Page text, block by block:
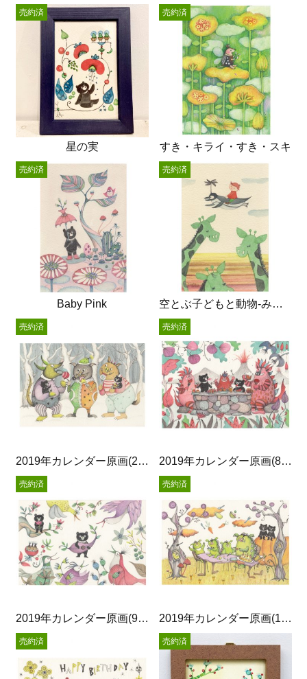
星の実
売約済
すき・キライ・すき・スキ
売約済
Baby Pink
売約済
空とぶ子どもと動物-みどりのキリン
売約済
2019年カレンダー原画(2月)
売約済
2019年カレンダー原画(8月)
売約済
2019年カレンダー原画(9月)
売約済
2019年カレンダー原画(10月)
売約済
売約済 売約済